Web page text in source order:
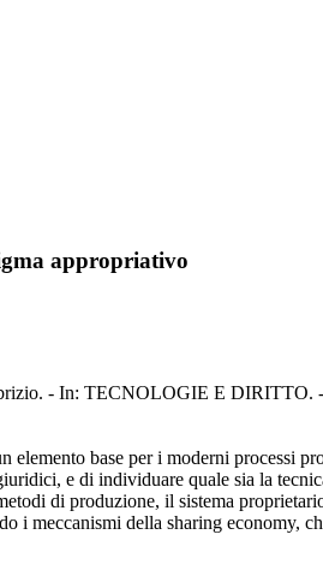
appropriativo
- In: TECNOLOGIE E DIRITTO.
elemento base per i moderni processi
e di individuare quale sia la
di produzione, il sistema
i meccanismi della sharing economy,